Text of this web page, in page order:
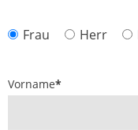
Frau Herr
Vorname*